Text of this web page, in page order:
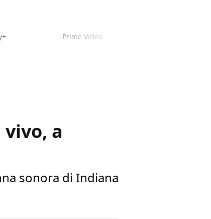
Prime Video
a
sonora di Indiana